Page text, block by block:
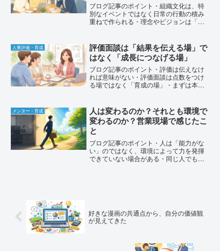
ブログ記事のポイント・組織文化は、特
別なイベントではなく日常の行動の積み
重ねで作られる・理念やビジョンは「掲
り方で決まる・上司や指導者の小さな行
動が、職場の基準になって...
人事評価・育成
評価面談は「結果を伝える場」で
はなく「成長につなげる場」
ブログ記事のポイント・評価は伝えなけ
れば意味がない・評価面談は点数をつけ
る場ではなく「育成の場」・まずは本人
る・評価の伝え方次第で成長の方向が変
わる・評価の場は「評価される...
メンター・育成
人は変わるのか？それとも環境で
変わるのか？営業現場で感じたこ
と
ブログ記事のポイント・人は「能力がな
い」のではなく、環境によって力を発揮
できていない場合がある・同じ人でも、
好きな漫画の共通点から、自分の価値観
が見えてきた